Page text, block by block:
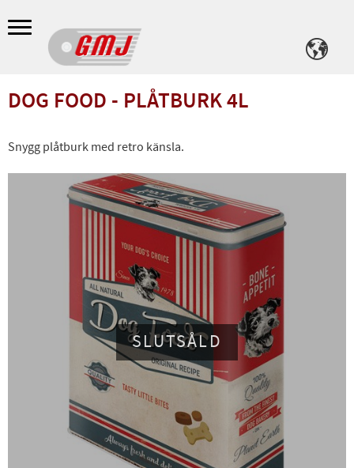
Meny
DOG FOOD - PLÅTBURK 4L
Snygg plåtburk med retro känsla.
SLUTSÅLD